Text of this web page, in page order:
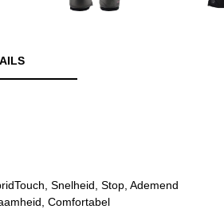
Snelheid, Stop, Ademend
Comfortabel